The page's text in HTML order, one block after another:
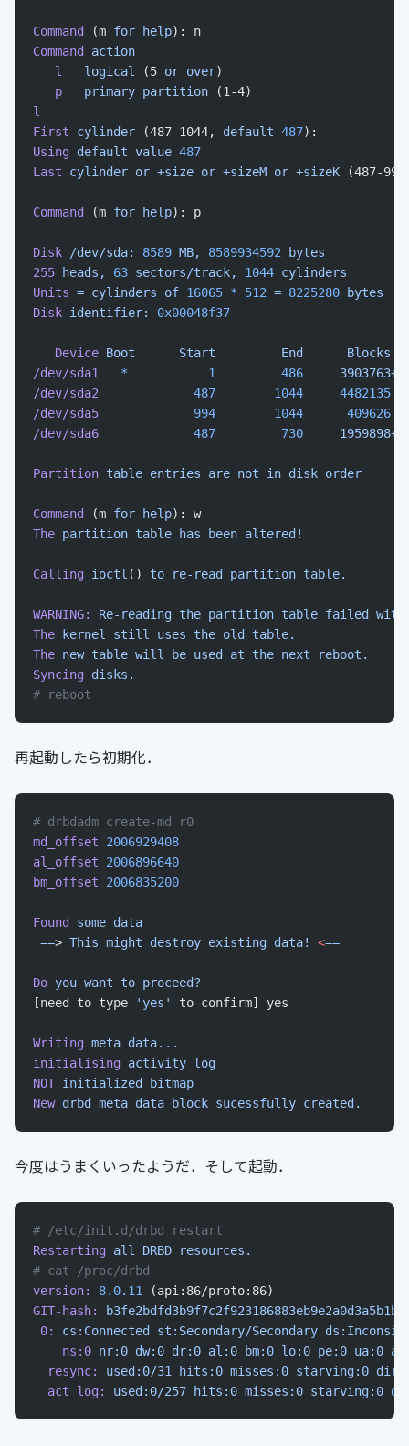
Command (m for help): n
Command
action
   l
   logical
(5 or over)
   p
   primary
partition (1-4)
l
First cylinder (487-1044, default 487):
Using default value 487
Last cylinder or +size or +sizeM or +sizeK (487-
Command (m for help): p
Disk /dev/sda: 8589 MB, 8589934592 bytes
255 heads, 63 sectors/track, 1044 cylinders
Units = cylinders of 16065 * 512 = 8225280 bytes
Disk identifier: 0x00048f37
   Device
Boot
      Start
         End
      Blocks
/dev/sda1
   *
           1
         486
     3903763+
/dev/sda2
             487
        1044
     4482135
/dev/sda5
             994
        1044
      409626
/dev/sda6
             487
         730
     1959898+
Partition table entries are not in disk order
Command (m for help): w
The partition table has been altered!
Calling ioctl () to re-read partition table.
WARNING: Re-reading the partition table failed with
The kernel still uses the old
table.
The new table will be used at the next reboot.
Syncing disks.
# reboot
再起動したら初期化．
# drbdadm create-md r0
md_offset 2006929408
al_offset 2006896640
bm_offset 2006835200
Found some data
==> This might destroy existing data! <==
Do you want to proceed?
[need to type
'yes' to confirm] yes
Writing meta data...
initialising activity log
NOT initialized
bitmap
New drbd meta data block sucessfully created.
今度はうまくいったようだ．そして起動．
# /etc/init.d/drbd restart
Restarting all DRBD resources.
# cat /proc/drbd
version:
8.0.11 (api:86/proto:86)
GIT-hash:
b3fe2bdfd3b9f7c2f923186883eb9e2a0d3a5b1b
0:
cs:Connected st:Secondary/Secondary
    ns:0
nr:0 dw:0 dr:0 al:0 bm:0 lo:0 pe:0 ua:0
  resync:
used:0/31 hits:0 misses:0 starving:0
  act_log:
used:0/257 hits:0 misses:0 starving:0